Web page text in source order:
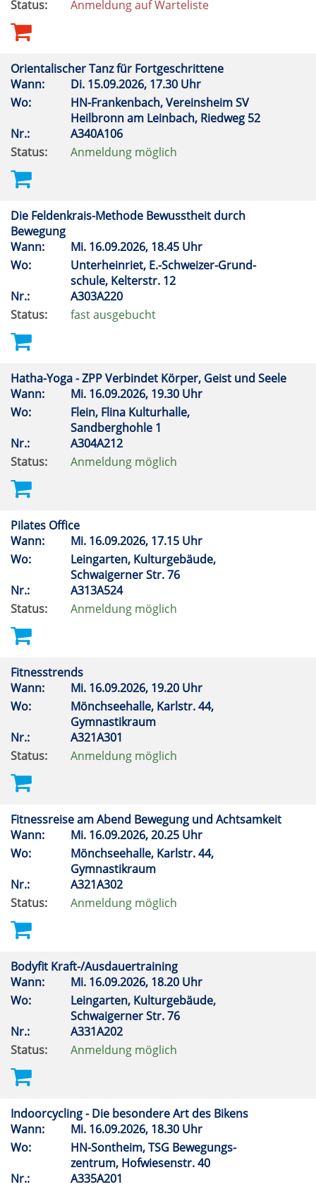
Status: Anmeldung auf Warteliste
Orientalischer Tanz für Fortgeschrittene
Wann:
Di. 15.09.2026, 17.30 Uhr
Wo:
HN-Frankenbach, Vereinsheim SV
Heilbronn am Leinbach, Riedweg 52
Nr.:
A340A106
Status:
Anmeldung möglich
Die Feldenkrais-Methode Bewusstheit durch
Bewegung
Wann:
Mi. 16.09.2026, 18.45 Uhr
Wo:
Unterheinriet, E.-Schweizer-Grund-
schule, Kelterstr. 12
Nr.:
A303A220
Status:
fast ausgebucht
Hatha-Yoga - ZPP Verbindet Körper, Geist und Seele
Wann:
Mi. 16.09.2026, 19.30 Uhr
Wo:
Flein, Flina Kulturhalle,
Sandberghohle 1
Nr.:
A304A212
Status:
Anmeldung möglich
Pilates Office
Wann:
Mi. 16.09.2026, 17.15 Uhr
Wo:
Leingarten, Kulturgebäude,
Schwaigerner Str. 76
Nr.:
A313A524
Status:
Anmeldung möglich
Fitnesstrends
Wann:
Mi. 16.09.2026, 19.20 Uhr
Wo:
Mönchseehalle, Karlstr. 44,
Gymnastikraum
Nr.:
A321A301
Status:
Anmeldung möglich
Fitnessreise am Abend Bewegung und Achtsamkeit
Wann:
Mi. 16.09.2026, 20.25 Uhr
Wo:
Mönchseehalle, Karlstr. 44,
Gymnastikraum
Nr.:
A321A302
Status:
Anmeldung möglich
Bodyfit Kraft-/Ausdauertraining
Wann:
Mi. 16.09.2026, 18.20 Uhr
Wo:
Leingarten, Kulturgebäude,
Schwaigerner Str. 76
Nr.:
A331A202
Status:
Anmeldung möglich
Indoorcycling - Die besondere Art des Bikens
Wann:
Mi. 16.09.2026, 18.30 Uhr
Wo:
HN-Sontheim, TSG Bewegungs-
zentrum, Hofwiesenstr. 40
Nr.:
A335A201